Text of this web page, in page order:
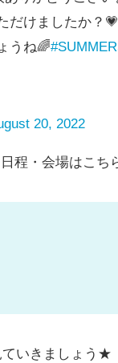
だけましたか？💗
うね🌈
20, 2022
程・会場はこち
ていきましょう★